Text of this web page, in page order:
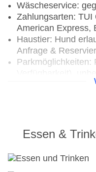
Wäscheservice:
Zahlungsarten: TUI
American Express,
Haustier: Hund
Anfrage &
Parkmöglichkeiten:
Breaks: gegen
Gebäudeanzahl: 2
Landeskategorie: 4
Essen &